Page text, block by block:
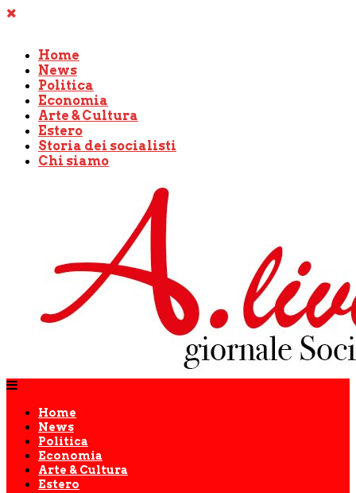
Home
News
Politica
Economia
Arte & Cultura
Estero
Storia dei socialisti
Chi siamo
Home
News
Politica
Economia
Arte & Cultura
Estero